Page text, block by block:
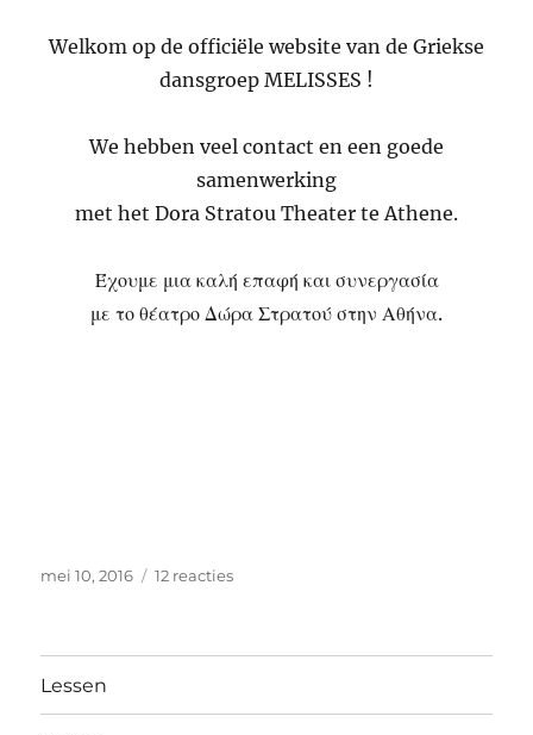
Welkom op de officiële website van de Griekse
dansgroep MELISSES !
We hebben veel contact en een goede
samenwerking
met het Dora Stratou Theater te Athene.
Έχουμε μια καλή επαφή και συνεργασία
με το θέατρο Δώρα Στρατού στην Αθήνα.
Posted
mei 10, 2016 12 reactiesop
Lessen